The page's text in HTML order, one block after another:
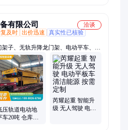
有限公司
洽谈
复及时 出价迅速
真实性已核验
架子、无轨升降龙门架、电动平车、简
压轨道电动地
车20吨 仓库车
芮耀起重 智能升
级 无人驾驶 电动